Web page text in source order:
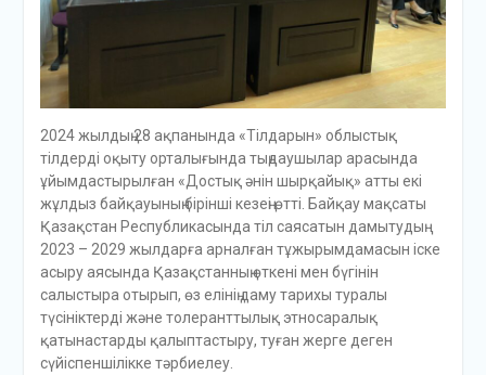
2024 жылдың 28 ақпанында «Тілдарын» облыстық
тілдерді оқыту орталығында тыңдаушылар арасында
ұйымдастырылған «Достық әнін шырқайық» атты екі
жұлдыз байқауының бірінші кезеңі өтті. Байқау мақсаты
Қазақстан Республикасында тіл саясатын дамытудың
2023 – 2029 жылдарға арналған тұжырымдамасын іске
асыру аясында Қазақстанның өткені мен бүгінін
салыстыра отырып, өз елінің даму тарихы туралы
түсініктерді және толеранттылық этносаралық
қатынастарды қалыптастыру, туған жерге деген
сүйіспеншілікке тәрбиелеу.